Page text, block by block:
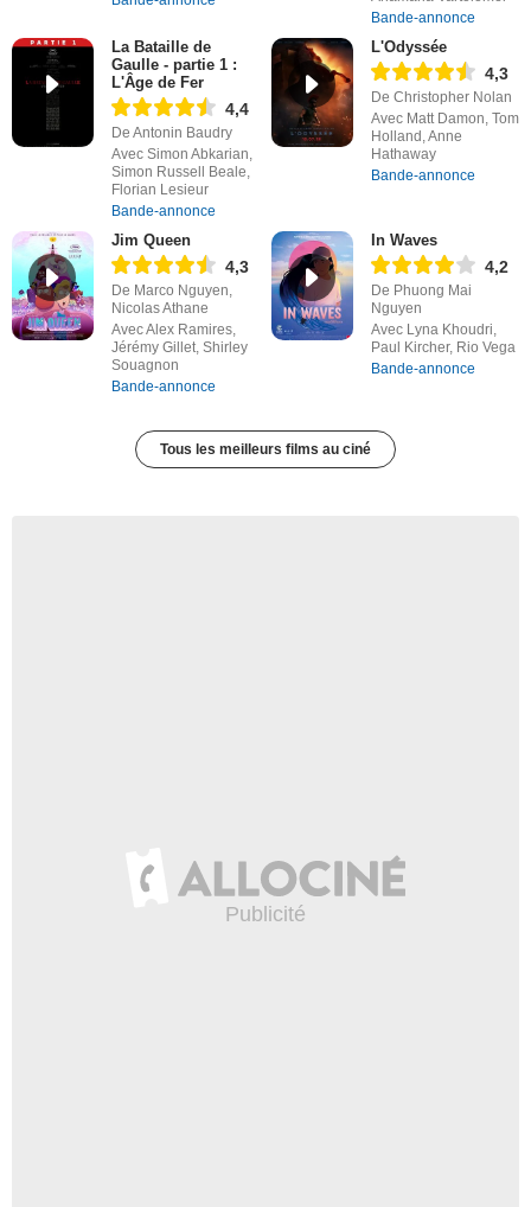
Bande-annonce
La Bataille de
Gaulle - partie 1 :
L'Âge de Fer
4,4
De Antonin Baudry
Avec Simon Abkarian,
Simon Russell Beale,
Florian Lesieur
Bande-annonce
L'Odyssée
4,3
De Christopher Nolan
Avec Matt Damon, Tom
Holland, Anne
Hathaway
Bande-annonce
Jim Queen
4,3
De Marco Nguyen,
Nicolas Athane
Avec Alex Ramires,
Jérémy Gillet, Shirley
Souagnon
Bande-annonce
In Waves
4,2
De Phuong Mai
Nguyen
Avec Lyna Khoudri,
Paul Kircher, Rio Vega
Bande-annonce
Tous les meilleurs films au ciné